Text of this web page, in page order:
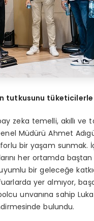
n tutkusunu tüketicilerle
zeka temelli, akıllı
Müdürü Ahmet
bir yaşam sunmak.
her ortamda baştan
bir geleceğe
yer almıyor,
unvanına sahip
bulundu.